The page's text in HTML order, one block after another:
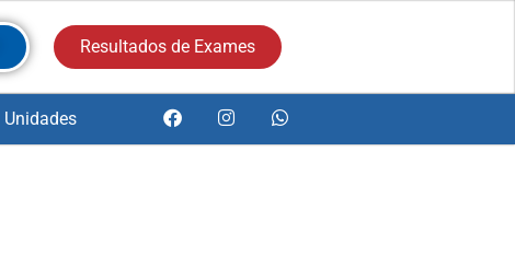
Resultados de Exames
Unidades